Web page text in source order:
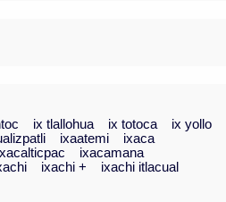
ix tlallohua ix totoca
ix yollo
ixaatemi
ixaca
ixacamana
ixachi +
ixachi itlacual